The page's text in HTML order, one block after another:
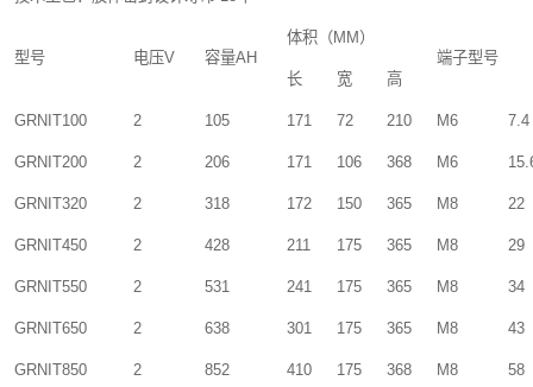
型号 电压V 容量AH
体积（MM）
端子型号
长
宽 高
GRNIT100 2 105 171 72 210 M6 7.4
GRNIT200 2 206 171 106 368 M6
GRNIT320 2 318 172 150 365 M8 22
GRNIT450 2 428 211 175 365 M8 29
GRNIT550 2 531 241 175 365 M8 34
GRNIT650 2 638 301 175 365 M8 43
GRNIT850 2 852 410 175 368 M8 58